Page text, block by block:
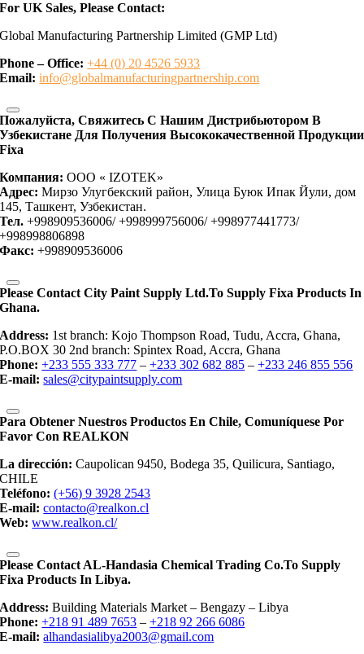
For UK Sales, Please Contact:
Global Manufacturing Partnership Limited (GMP Ltd)
Phone – Office: +44 (0) 20 4526 5933
Email: info@globalmanufacturingpartnership.com
Пожалуйста, Свяжитесь С Нашим Дистрибьютором В
Узбекистане Для Получения Высококачественной Продукции
Fixa
Компания: OOO « IZOTEK»
Адрес: Мирзо Улугбекский район, Улица Буюк Ипак Йули, дом
145, Ташкент, Узбекистан.
Тел. +998909536006/ +998999756006/ +998977441773/
+998998806898
Факс: +998909536006
Please Contact City Paint Supply Ltd.to Supply Fixa Products In
Ghana.
Address: 1st branch: Kojo Thompson Road, Tudu, Accra, Ghana,
P.O.BOX 30 2nd branch: Spintex Road, Accra, Ghana
Phone: +233 555 333 777 –+233 302 682 885 –+233 246 855 556
E-mail: sales@citypaintsupply.com
Para Obtener Nuestros Productos En Chile, Comuníquese Por
Favor Con REALKON
La dirección: Caupolican 9450, Bodega 35, Quilicura, Santiago,
CHILE
Teléfono: (+56) 9 3928 2543
E-mail: contacto@realkon.cl
Web: www.realkon.cl/
Please Contact AL-Handasia Chemical Trading Co.to Supply
Fixa Products In Libya.
Address: Building Materials Market – Bengazy – Libya
Phone: +218 91 489 7653 –+218 92 266 6086
E-mail: alhandasialibya2003@gmail.com